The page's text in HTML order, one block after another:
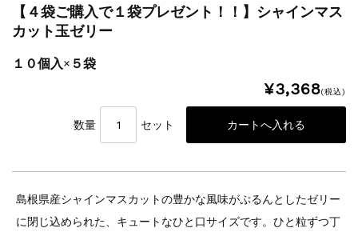
【４袋ご購入で１袋プレゼント！！】シャインマス
カット玉ゼリー
１０個入×５袋
¥3,368(税込)
数量 セット
島根県産シャインマスカットの豊かな風味がぷるんとしたゼリー
に閉じ込められた、キュートなひと口サイズです。ひと粒ずつ丁